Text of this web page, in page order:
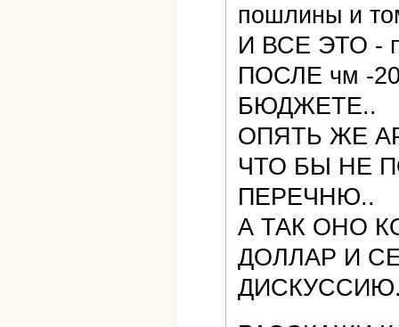
пошлины и
И ВСЕ ЭТО -
ПОСЛЕ чм -
БЮДЖЕТЕ..
ОПЯТЬ ЖЕ
ЧТО БЫ НЕ
ПЕРЕЧНЮ..
А ТАК ОНО
ДОЛЛАР И